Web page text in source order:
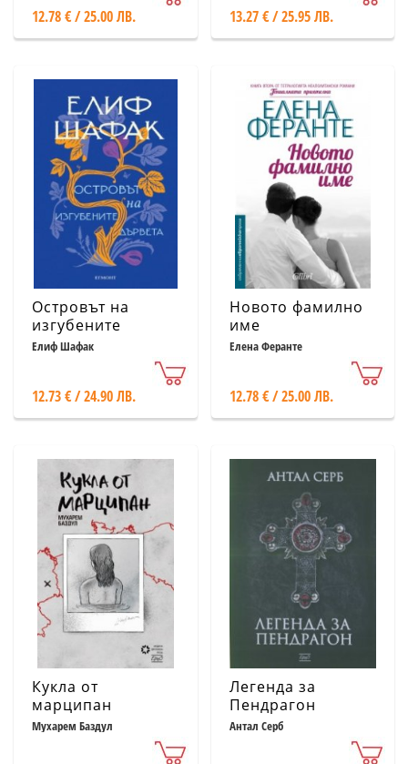
12.78 € / 25.00 ЛВ. 13.27 € / 25.95 ЛВ.
Островът на
изгубените
дървета
Елиф Шафак
12.73 € / 24.90 ЛВ.
Новото фамилно
име
Елена Феранте
12.78 € / 25.00 ЛВ.
Кукла от
марципан
Мухарем Баздул
Легенда за
Пендрагон
Антал Серб